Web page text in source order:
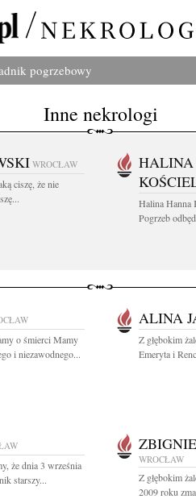
pogrzebowy
Inne nekrologi
WROCŁAW
ciszę, że nie
Halina Hanna
Pogrzeb
o śmierci Mamy
i niezawodnego...
ALINA
Z głębokim
Emeryta i
że dnia 3 września
starszy...
WROCŁAW
Z głębokim
2009 roku